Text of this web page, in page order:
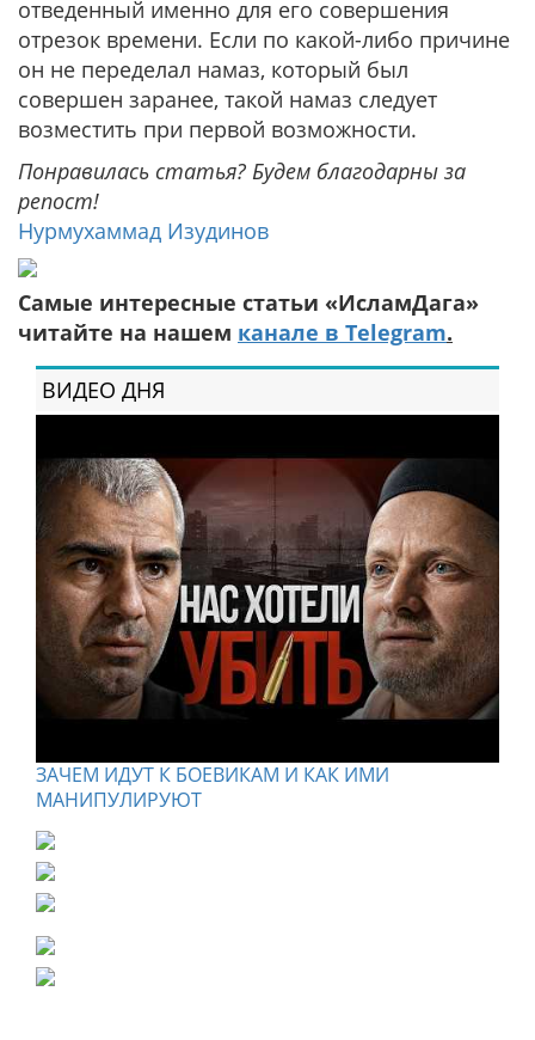
отведенный именно для его совершения
отрезок времени. Если по какой-либо причине
он не переделал намаз, который был
совершен заранее, такой намаз следует
возместить при первой возможности.
Понравилась статья? Будем благодарны за
репост!
Нурмухаммад Изудинов
Самые интересные статьи «ИсламДага»
читайте на нашем канале в Telegram.
ВИДЕО ДНЯ
ЗАЧЕМ ИДУТ К БОЕВИКАМ И КАК ИМИ
МАНИПУЛИРУЮТ